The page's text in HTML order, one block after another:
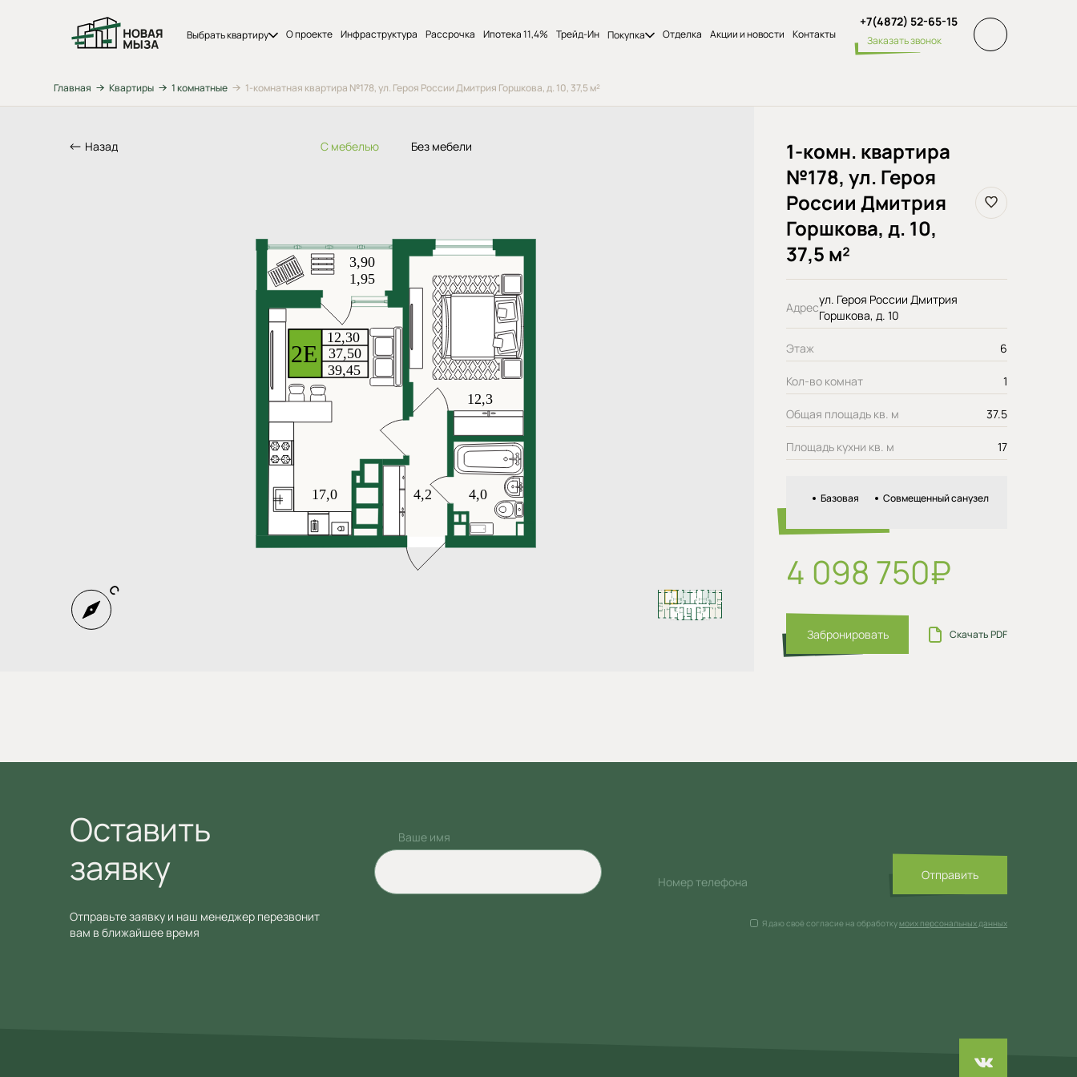
Выбрать квартиру О проекте Инфраструктура Рассрочка Ипотека 11,4% Трейд-Ин Покупка Отделка Акции и новости Контакты
+7(4872) 52-65-15
Заказать звонок
Главная Квартиры 1 комнатные 1-комнатная квартира №178, ул. Героя России Дмитрия Горшкова, д. 10, 37,5 м²
Назад С мебелью Без мебели
1-комн. квартира
№178, ул. Героя
России Дмитрия
Горшкова, д. 10,
37,5 м²
Адрес
ул. Героя России Дмитрия
Горшкова, д. 10
Этаж 6
Кол-во комнат 1
Общая площадь кв. м 37.5
Площадь кухни кв. м 17
Базовая Совмещенный санузел
4 098 750₽
Забронировать Скачать PDF
Оставить
заявку
Ваше имя
Номер телефона Отправить
Я даю своё согласие на обработку моих персональных данных
Отправьте заявку и наш менеджер перезвонит
вам в ближайшее время